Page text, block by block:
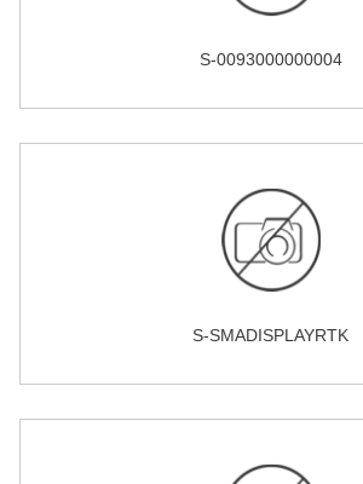
S-0093000000004
S-SMADISPLAYRTK